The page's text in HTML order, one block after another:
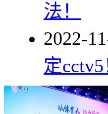
法！
2022-
定cctv5